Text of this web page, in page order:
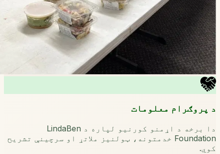
د پروګرام معلومات
دا برخه د اړمنو کورنیو لپاره د LindaBen
Foundation خدمتونه، ټولنیز ملاتړ او سرچینې تشریح
کوي.